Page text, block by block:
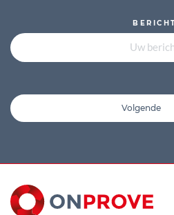
Volgende